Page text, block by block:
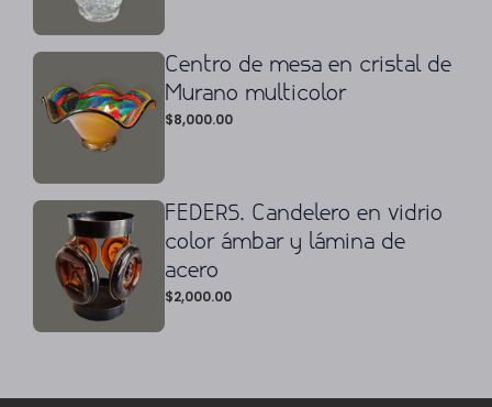
Centro de mesa en cristal de
Murano multicolor
$8,000.00
FEDERS. Candelero en vidrio
color ámbar y lámina de
acero
$2,000.00